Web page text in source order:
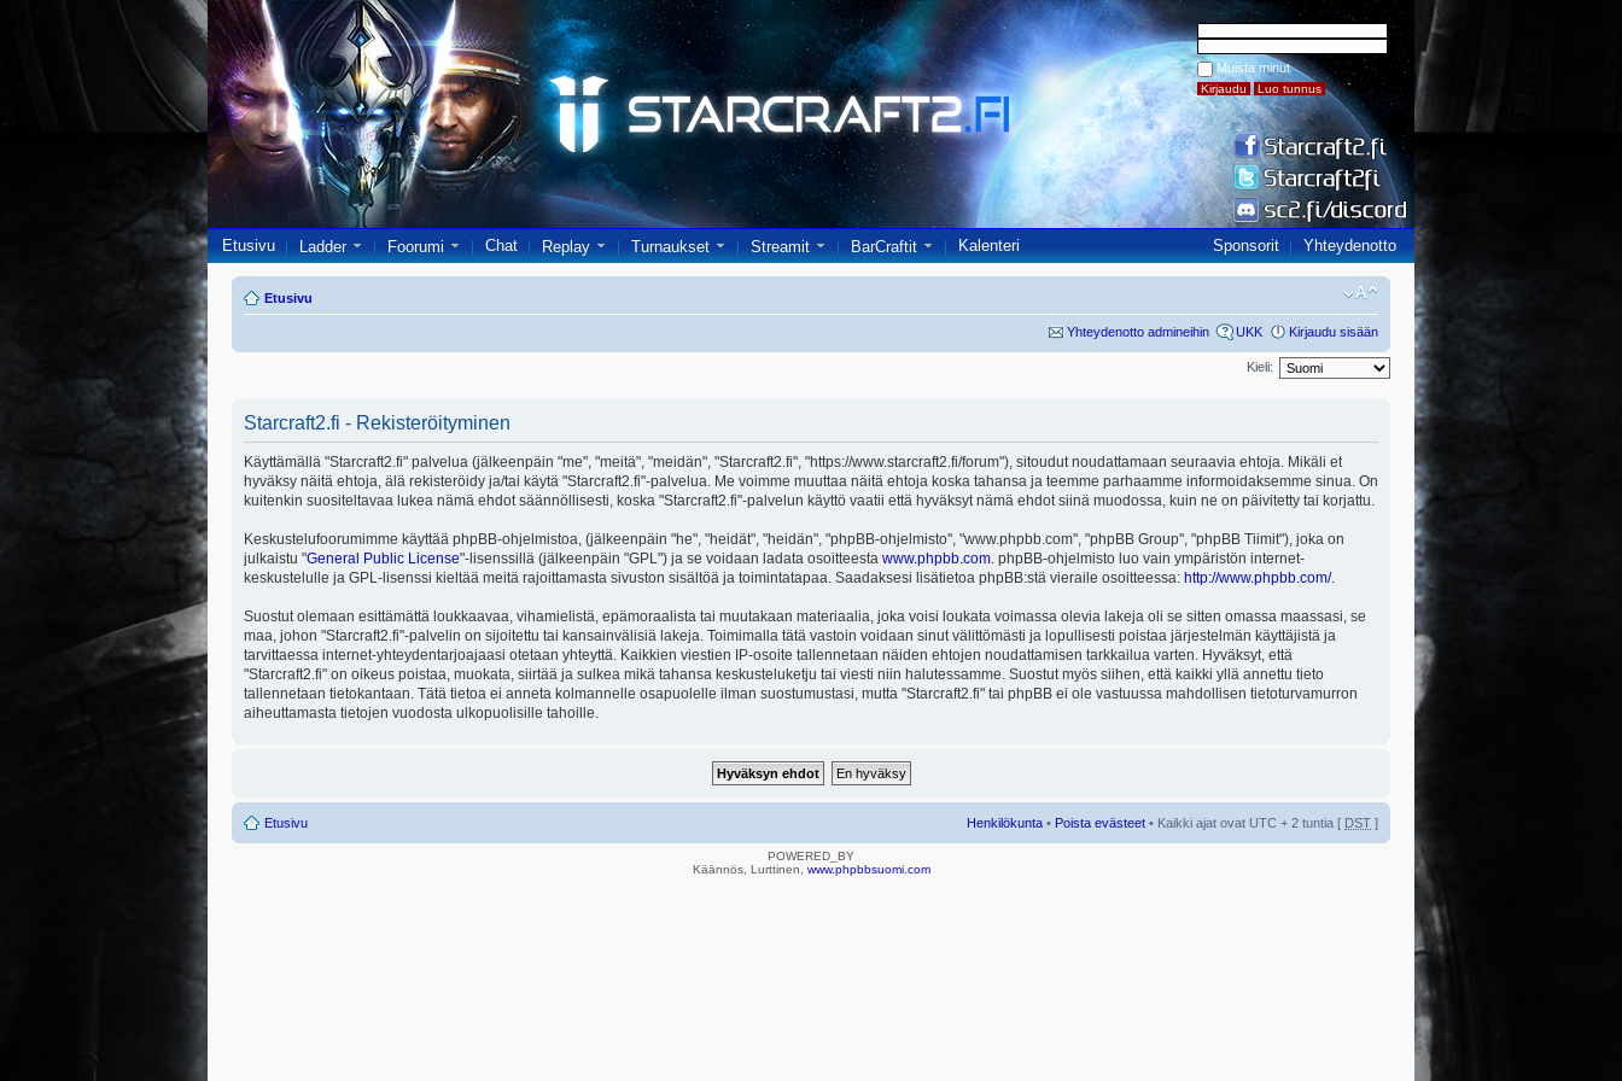
Muista minut
Etusivu Ladder Foorumi Chat Replay Turnaukset Streamit BarCraftit Kalenteri Sponsorit Yhteydenotto
Etusivu
Yhteydenotto admineihin UKK Kirjaudu sisään
Kieli:
Starcraft2.fi - Rekisteröityminen
Käyttämällä "Starcraft2.fi" palvelua (jälkeenpäin "me", "meitä", "meidän", "Starcraft2.fi", "https://www.starcraft2.fi/forum"), sitoudut noudattamaan seuraavia ehtoja. Mikäli et
hyväksy näitä ehtoja, älä rekisteröidy ja/tai käytä "Starcraft2.fi"-palvelua. Me voimme muuttaa näitä ehtoja koska tahansa ja teemme parhaamme informoidaksemme sinua. On
kuitenkin suositeltavaa lukea nämä ehdot säännöllisesti, koska "Starcraft2.fi"-palvelun käyttö vaatii että hyväksyt nämä ehdot siinä muodossa, kuin ne on päivitetty tai korjattu.
Keskustelufoorumimme käyttää phpBB-ohjelmistoa, (jälkeenpäin "he", "heidät", "heidän", "phpBB-ohjelmisto", "www.phpbb.com", "phpBB Group", "phpBB Tiimit"), joka on
julkaistu "General Public License"-lisenssillä (jälkeenpäin "GPL") ja se voidaan ladata osoitteesta www.phpbb.com . phpBB-ohjelmisto luo vain ympäristön internet-
keskustelulle ja GPL-lisenssi kieltää meitä rajoittamasta sivuston sisältöä ja toimintatapaa. Saadaksesi lisätietoa phpBB:stä vieraile osoitteessa: http://www.phpbb.com/.
Suostut olemaan esittämättä loukkaavaa, vihamielistä, epämoraalista tai muutakaan materiaalia, joka voisi loukata voimassa olevia lakeja oli se sitten omassa maassasi, se
maa, johon "Starcraft2.fi"-palvelin on sijoitettu tai kansainvälisiä lakeja. Toimimalla tätä vastoin voidaan sinut välittömästi ja lopullisesti poistaa järjestelmän käyttäjistä ja
tarvittaessa internet-yhteydentarjoajaasi otetaan yhteyttä. Kaikkien viestien IP-osoite tallennetaan näiden ehtojen noudattamisen tarkkailua varten. Hyväksyt, että
"Starcraft2.fi" on oikeus poistaa, muokata, siirtää ja sulkea mikä tahansa keskusteluketju tai viesti niin halutessamme. Suostut myös siihen, että kaikki yllä annettu tieto
tallennetaan tietokantaan. Tätä tietoa ei anneta kolmannelle osapuolelle ilman suostumustasi, mutta "Starcraft2.fi" tai phpBB ei ole vastuussa mahdollisen tietoturvamurron
aiheuttamasta tietojen vuodosta ulkopuolisille tahoille.
Etusivu Henkilökunta • Poista evästeet • Kaikki ajat ovat UTC + 2 tuntia [ DST ]
POWERED_BY
Käännös, Lurttinen, www.phpbbsuomi.com